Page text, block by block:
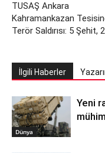
TUSAŞ Ankara
Kahramankazan
Terör Saldırısı: 5 Şehit,
İlgili Haberler
Dünya
Yeni